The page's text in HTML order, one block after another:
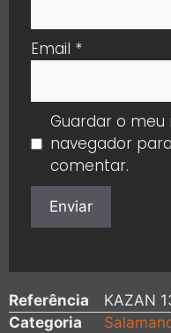
Email *
Guardar o
navegador
comentar.
Referência
KAZAN
Categoria